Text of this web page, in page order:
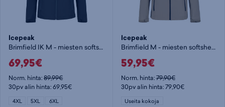
Icepeak
Brimfield IK M - miesten softshelltakki
69,95€
Norm. hinta:89,99€
30pv alin hinta: 69,95€
4XL 5XL 6XL
Icepeak
Brimfield M - miesten softshelltakki
59,95€
Norm. hinta:79,90€
30pv alin hinta: 79,90€
Useita kokoja